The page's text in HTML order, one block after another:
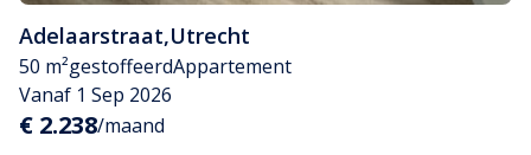
Adelaarstraat,Utrecht
50 m²gestoffeerdAppartement
Vanaf 1 Sep 2026
€ 2.238/maand